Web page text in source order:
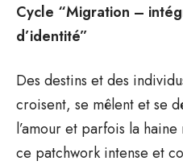
Cycle “Migration –
d’identité”
Des destins et des
croisent, se mêlent et se
l’amour et parfois la
ce patchwork intense et